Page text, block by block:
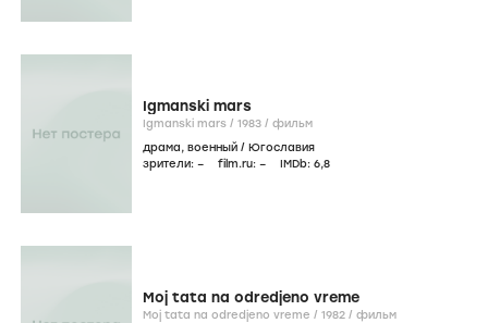
Igmanski mars
Igmanski mars / 1983 / фильм
драма, военный / Югославия
зрители: – film.ru: – IMDb: 6,8
Moj tata na odredjeno vreme
Moj tata na odredjeno vreme / 1982 / фильм